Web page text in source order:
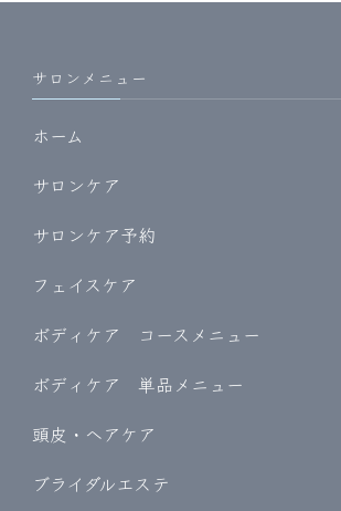
サロンメニュー
ホーム
サロンケア
サロンケア予約
フェイスケア
ボディケア コースメニュー
ボディケア 単品メニュー
頭皮・ヘアケア
ブライダルエステ